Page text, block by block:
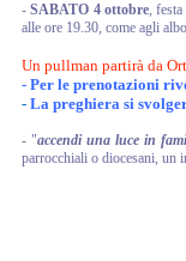
-SABATO 4 ottobre,
alle ore 19.30, come agli
Un pullman partirà da
- Per le prenotazioni
- La preghiera si
- "accendi una luce in
parrocchiali o diocesani, un